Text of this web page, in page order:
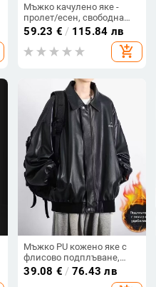
Мъжко качулено яке -
пролет/есен, свободна
кройка, цип, качулка,
полиестерна материя
59.23 € / 115.84 лв
add_shopping_cart
Мъжко PU кожено яке с
флисово подплъване,
американски стил
байкерска яка,
39.08 € / 76.43 лв